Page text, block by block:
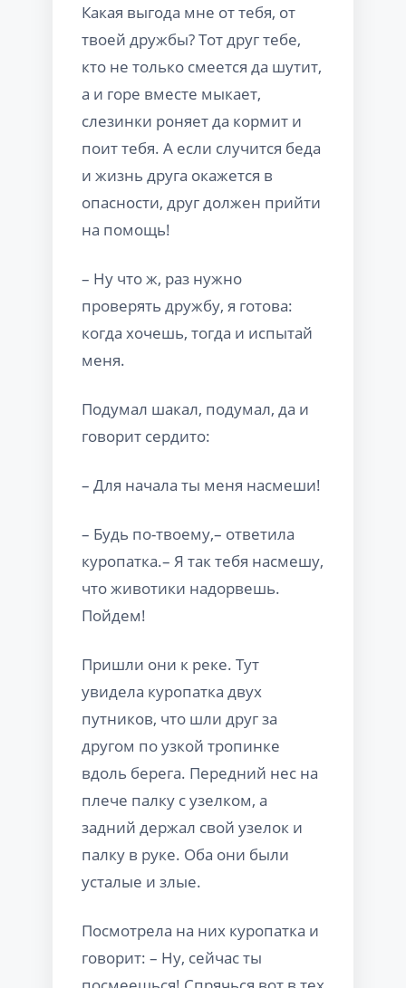
Какая выгода мне от тебя, от
твоей дружбы? Тот друг тебе,
кто не только смеется да шутит,
а и горе вместе мыкает,
слезинки роняет да кормит и
поит тебя. А если случится беда
и жизнь друга окажется в
опасности, друг должен прийти
на помощь!
– Ну что ж, раз нужно
проверять дружбу, я готова:
когда хочешь, тогда и испытай
меня.
Подумал шакал, подумал, да и
говорит сердито:
– Для начала ты меня насмеши!
– Будь по-твоему,– ответила
куропатка.– Я так тебя насмешу,
что животики надорвешь.
Пойдем!
Пришли они к реке. Тут
увидела куропатка двух
путников, что шли друг за
другом по узкой тропинке
вдоль берега. Передний нес на
плече палку с узелком, а
задний держал свой узелок и
палку в руке. Оба они были
усталые и злые.
Посмотрела на них куропатка и
говорит: – Ну, сейчас ты